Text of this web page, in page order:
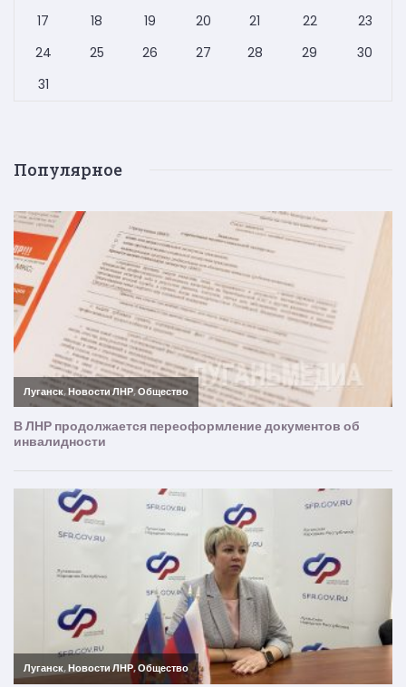
17
18 19 20 21 22
23
24
25 26 27 28 29
30
31
Популярное